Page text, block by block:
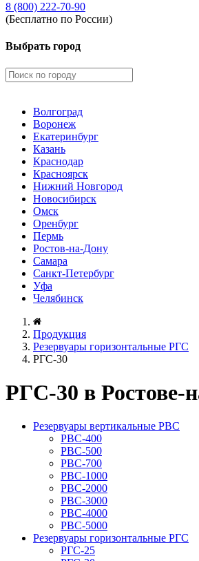
8 (800) 222-70-90
(Бесплатно по России)
Выбрать город
Волгоград
Воронеж
Екатеринбург
Казань
Краснодар
Красноярск
Нижний Новгород
Новосибирск
Омск
Оренбург
Пермь
Ростов-на-Дону
Самара
Санкт-Петербург
Уфа
Челябинск
Продукция
Резервуары горизонтальные РГС
РГС-30
РГС-30 в Ростове-
Резервуары вертикальные РВС
РВС-400
РВС-500
РВС-700
РВС-1000
РВС-2000
РВС-3000
РВС-4000
РВС-5000
Резервуары горизонтальные РГС
РГС-25